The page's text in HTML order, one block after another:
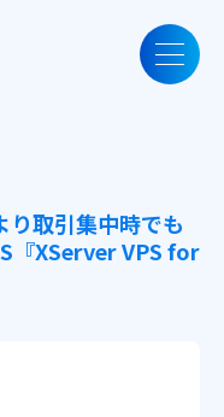
り取引集中時でも
『XServer VPS for